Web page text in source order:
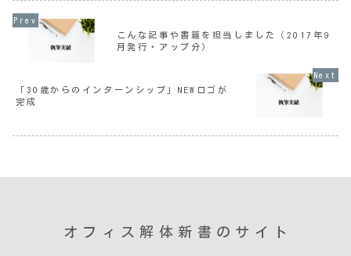
こんな記事や書籍を担当しました（2017年9
月発行・アップ分）
「30歳からのインターンシップ」NEWロゴが
完成
オフィス解体新書のサイト